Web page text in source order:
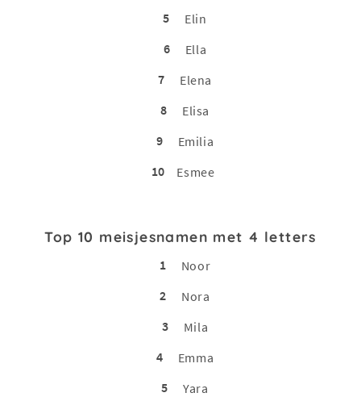
5
Elin
6
Ella
7
Elena
8
Elisa
9
Emilia
10
Esmee
Top 10 meisjesnamen met 4 letters
1
Noor
2
Nora
3
Mila
4
Emma
5
Yara